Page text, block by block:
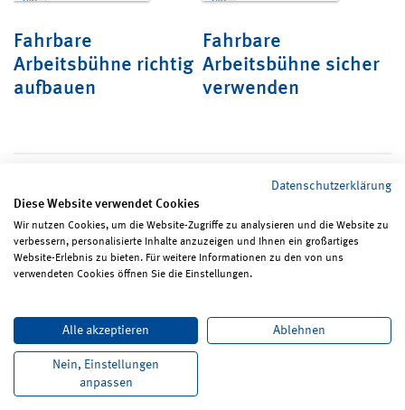
Fahrbare
Arbeitsbühne richtig
aufbauen
Fahrbare
Arbeitsbühne sicher
verwenden
Seite teilen Seite drucken
Erklärung zur Barrierefreiheit
ReadSpeaker
Bildrechte
Karriere
Newsletter Kontakt
Datenschutzerklärung
Diese Website verwendet Cookies
Wir nutzen Cookies, um die Website-Zugriffe zu analysieren und die Website zu
verbessern, personalisierte Inhalte anzuzeigen und Ihnen ein großartiges
Website-Erlebnis zu bieten. Für weitere Informationen zu den von uns
verwendeten Cookies öffnen Sie die Einstellungen.
Alle akzeptieren Ablehnen
Nein, Einstellungen
anpassen